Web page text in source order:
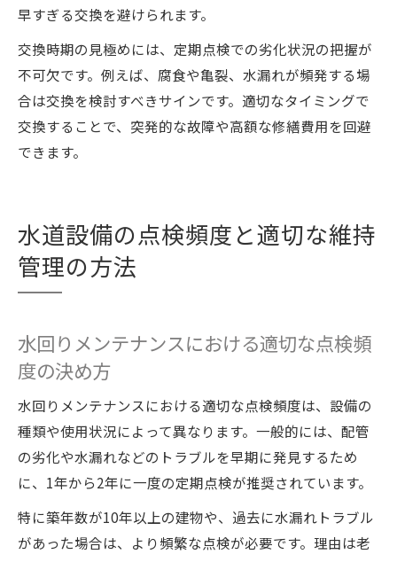
ナンスを選ぶ
早すぎる交換を避けられます。
交換時期の見極めには、定期点検での劣化状況の把握が
不可欠です。例えば、腐食や亀裂、水漏れが頻発する場
合は交換を検討すべきサインです。適切なタイミングで
交換することで、突発的な故障や高額な修繕費用を回避
できます。
水道設備の点検頻度と適切な維持
管理の方法
水回りメンテナンスにおける適切な点検頻
度の決め方
水回りメンテナンスにおける適切な点検頻度は、設備の
種類や使用状況によって異なります。一般的には、配管
の劣化や水漏れなどのトラブルを早期に発見するため
に、1年から2年に一度の定期点検が推奨されています。
特に築年数が10年以上の建物や、過去に水漏れトラブル
があった場合は、より頻繁な点検が必要です。理由は老